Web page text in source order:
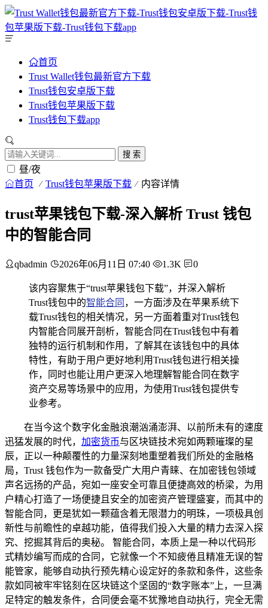
首页
Trust Wallet钱包最新官方下载
Trust钱包安卓版下载
Trust钱包苹果版下载
Trust钱包下载app
搜 索
昼/夜
首页 Trust钱包苹果版下载 内容详情
trust苹果钱包下载-深入解析 Trust 钱包
中的智能合同
qbadmin 2026年06月11日 07:40 1.3K 0
该内容聚焦于“trust苹果钱包下载”，并深入解析
Trust钱包中的智能合同 ，一方面涉及在苹果系统下
载Trust钱包的相关情况，另一方面着重对Trust钱包
内智能合同展开剖析，智能合同在Trust钱包中有着
独特的运行机制和作用，了解其在该钱包中的具体
特性，有助于用户更好地利用Trust钱包进行相关操
作，同时也能让用户更深入地理解智能合同在数字
资产交易等场景中的应用，为使用Trust钱包提供专
业参考。
在当今这个数字化金融浪潮汹涌澎湃、以前所未有的速度
迅猛发展的时代， 加密货币与区块链技术宛如两颗璀璨的星
辰，正以一种颠覆性的力量深刻地重塑着我们所处的金融格
局，Trust 钱包作为一款备受广大用户青睐、在加密钱包领域
声名远扬的产品，宛如一座安全可靠且便捷高效的桥梁，为用
户精心打造了一场便捷且安全的加密资产管理盛宴，而其中的
智能合同，更是犹如一颗蕴含着无限潜力的明珠，一项极具创
新性与前瞻性的卓越功能，值得我们投入大量的精力去深入探
究、挖掘其背后的奥秘。 智能合同，本质上是一种以代码形
式精妙编写而成的合同，它就像一个不知疲倦且精准无误的智
能管家，能够自动执行预先精心设定好的条款和条件，这些条
款如同被牢牢铭刻在区块链这个坚固的“数字账本”上，一旦满
足特定的触发条件，合同便会毫不犹豫地自动执行，完全无需